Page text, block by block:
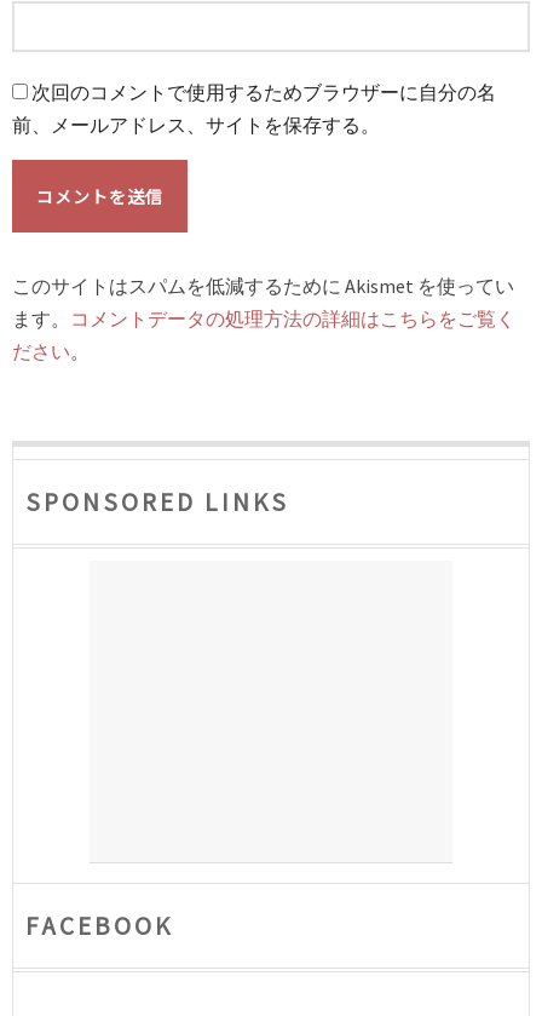
次回のコメントで使用するためブラウザーに自分の名
前、メールアドレス、サイトを保存する。
このサイトはスパムを低減するために Akismet を使ってい
ます。 コメントデータの処理方法の詳細はこちらをご覧く
ださい。
SPONSORED LINKS
FACEBOOK